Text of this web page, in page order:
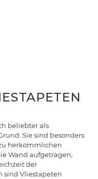
beliebter als
Sie sind besonders
herkömmlichen
Wand aufgetragen,
der
sind Vliestapeten